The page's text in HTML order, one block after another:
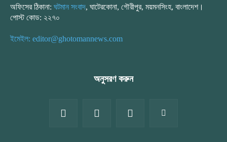
অফিসের ঠিকানা: ঘটমান সংবাদ, ঘাটেরকোনা, গৌরীপুর, ময়মনসিংহ, বাংলাদেশ।
পোস্ট কোড: ২২৭০
ইমেইল: editor@ghotomannews.com
অনুসরণ করুন